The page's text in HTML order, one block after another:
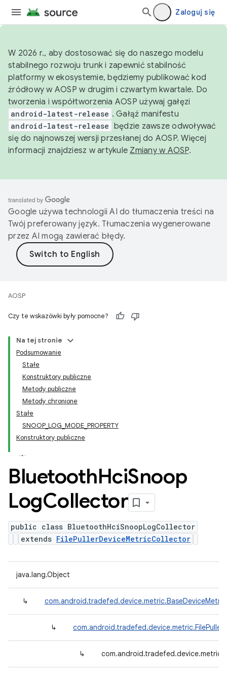
Zaloguj się
W 2026 r., aby dostosować się do naszego modelu
stabilnego rozwoju trunk i zapewnić stabilność
platformy w ekosystemie, będziemy publikować kod
źródłowy w AOSP w drugim i czwartym kwartale. Do
tworzenia i współtworzenia AOSP używaj gałęzi
android-latest-release . Gałąź manifestu
android-latest-release będzie zawsze odwoływać
się do najnowszej wersji przesłanej do AOSP. Więcej
informacji znajdziesz w artykule Zmiany w AOSP.
Google używa technologii AI do tłumaczenia treści na
Twój preferowany język. Tłumaczenia wygenerowane
przez AI mogą zawierać błędy.
AOSP
Czy te wskazówki były pomocne?
Na tej stronie
Podsumowanie
Stałe
Konstruktory publiczne
Metody publiczne
Metody chronione
Stałe
SNOOP_LOG_MODE_PROPERTY
Konstruktory publiczne
BluetoothHciSnoop
LogCollector
public class BluetoothHciSnoopLogCollector
extends FilePullerDeviceMetricCollector
java.lang.Object
↳
↳
↳